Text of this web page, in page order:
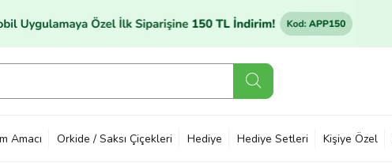
Amacı Orkide / Saksı Çiçekleri Hediye Hediye Setleri Kişiye Özel